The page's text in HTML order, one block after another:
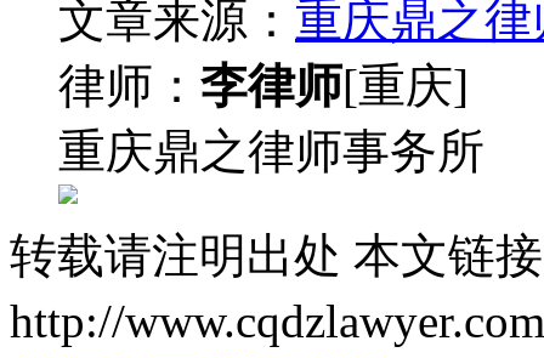
文章来源： 重庆鼎之
律师： 李律师[重庆]
重庆鼎之律师事务所
转载请注明出处 本文链
http://